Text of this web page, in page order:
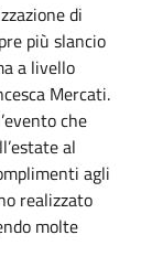
di
più slancio
a livello
Mercati.
che
al
agli
realizzato
molte